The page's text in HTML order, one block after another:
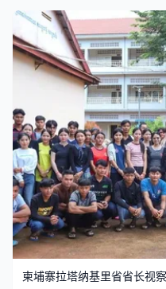
柬埔寨拉塔纳基里省省长视